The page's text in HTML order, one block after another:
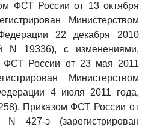
ФСТ России от 13 октября
Министерством
22 декабря 2010
N 19336), с изменениями,
ФСТ России от 23 мая 2011
Министерством
4 июля 2011 года,
Приказом ФСТ России от
427-э (зарегистрирован